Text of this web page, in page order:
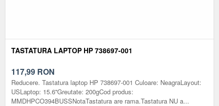
TASTATURA LAPTOP HP 738697-001
117,99 RON
Reducere. Tastatura laptop HP 738697-001 Culoare: NeagraLayout:
USLaptop: 15.6''Greutate: 200gCod produs:
MMDHPCO394BUSSNotaTastatura are rama.Tastatura NU a...